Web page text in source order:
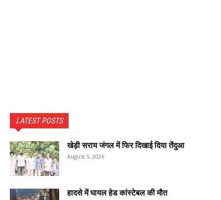
LATEST POSTS
खेड़ी सराय जंगल में फिर दिखाई दिया तेंदुआ
August 5, 2026
हादसे में घायल हेड कांस्टेबल की मौत